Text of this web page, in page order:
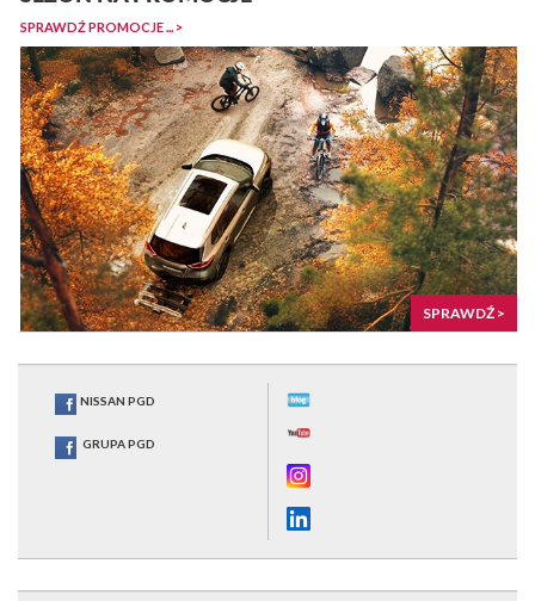
SPRAWDŹ PROMOCJE ... >
SPRAWDŹ >
NISSAN PGD
GRUPA PGD